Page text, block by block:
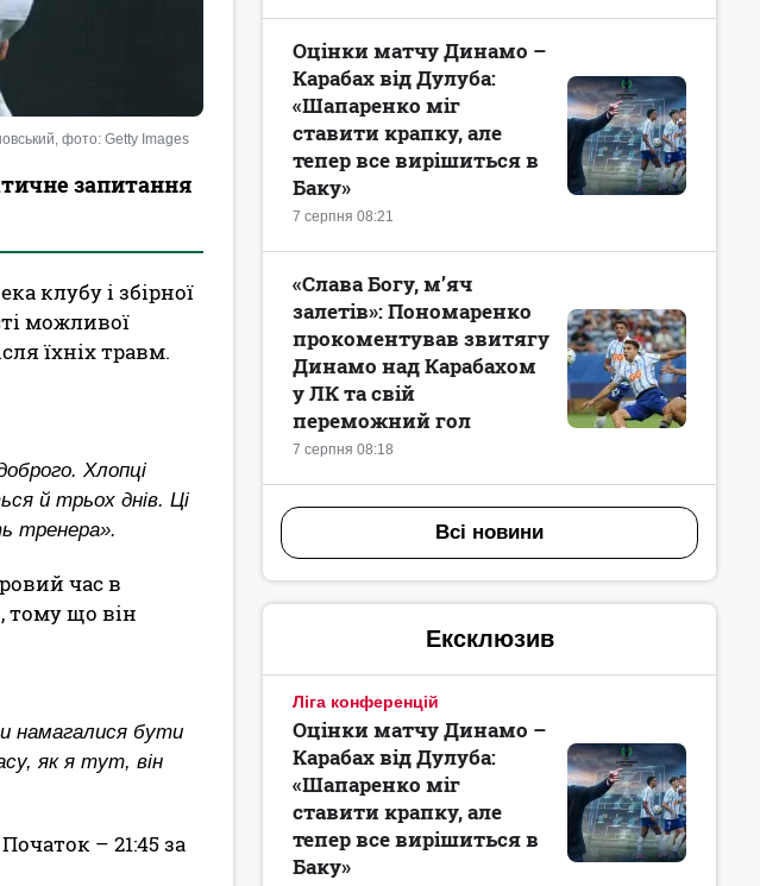
фото: Getty Images
запитання
клубу і збірної
можливої
їхніх травм.
Хлопці
й трьох днів. Ці
тренера».
час в
тому що він
намагалися бути
як я тут, він
– 21:45 за
7 серпня 08:21
Оцінки матчу Динамо –
Карабах від Дулуба:
«Шапаренко міг
ставити крапку, але
тепер все вирішиться в
Баку»
7 серпня 08:18
«Слава Богу, мʼяч
залетів»: Пономаренко
прокоментував звитягу
Динамо над Карабахом
у ЛК та свій
переможний гол
Всі новини
Ексклюзив
Ліга конференцій
Оцінки матчу Динамо –
Карабах від Дулуба:
«Шапаренко міг
ставити крапку, але
тепер все вирішиться в
Баку»